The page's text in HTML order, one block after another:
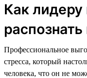
Как
Профессиональное
стресса, который
человека, что он не